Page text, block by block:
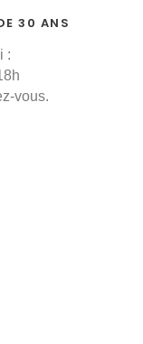
30 ANS
:
vous.